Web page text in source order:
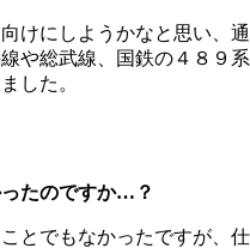
けにしようかなと思い、通
や総武線、国鉄の４８９系
した。
たのですか…？
とでもなかったですが、仕